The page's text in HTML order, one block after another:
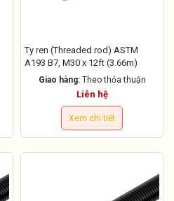
Ty ren (Threaded rod) ASTM
A193 B7, M30 x 12ft (3.66m)
Giao hàng: Theo thỏa thuận
Liên hệ
Xem chi tiết